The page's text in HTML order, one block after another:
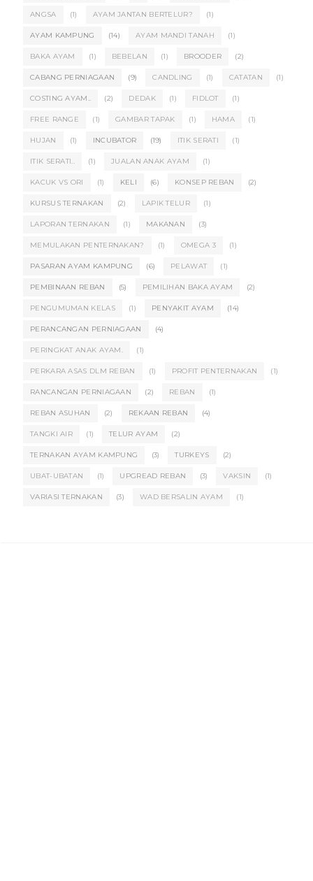
ANGSA (1) AYAM JANTAN BERTELUR? (1)
AYAM KAMPUNG (14) AYAM MANDI TANAH (1)
BAKA AYAM (1) BEBELAN (1) BROODER (2)
CABANG PERNIAGAAN (9) CANDLING (1) CATATAN (1)
COSTING AYAM.. (2) DEDAK (1) FIDLOT (1)
FREE RANGE (1) GAMBAR TAPAK (1) HAMA (1)
HUJAN (1) INCUBATOR (19) ITIK SERATI (1)
ITIK SERATI.. (1) JUALAN ANAK AYAM (1)
KACUK VS ORI (1) KELI (6) KONSEP REBAN (2)
KURSUS TERNAKAN (2) LAPIK TELUR (1)
LAPORAN TERNAKAN (1) MAKANAN (3)
MEMULAKAN PENTERNAKAN? (1) OMEGA 3 (1)
PASARAN AYAM KAMPUNG (6) PELAWAT (1)
PEMBINAAN REBAN (5) PEMILIHAN BAKA AYAM (2)
PENGUMUMAN KELAS (1) PENYAKIT AYAM (14)
PERANCANGAN PERNIAGAAN (4)
PERINGKAT ANAK AYAM. (1)
PERKARA ASAS DLM REBAN (1) PROFIT PENTERNAKAN (1)
RANCANGAN PERNIAGAAN (2) REBAN (1)
REBAN ASUHAN (2) REKAAN REBAN (4)
TANGKI AIR (1) TELUR AYAM (2)
TERNAKAN AYAM KAMPUNG (3) TURKEYS (2)
UBAT-UBATAN (1) UPGREAD REBAN (3) VAKSIN (1)
VARIASI TERNAKAN (3) WAD BERSALIN AYAM (1)